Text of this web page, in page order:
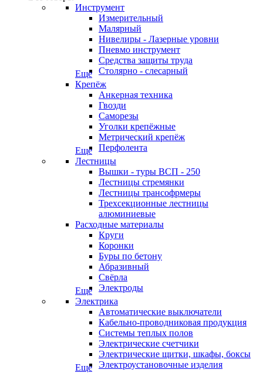
Инструмент
Измерительный
Малярный
Нивелиры - Лазерные уровни
Пневмо инструмент
Средства защиты труда
Столярно - слесарный
Еще
Крепёж
Анкерная техника
Гвозди
Саморезы
Уголки крепёжные
Метрический крепёж
Перфолента
Еще
Лестницы
Вышки - туры ВСП - 250
Лестницы стремянки
Лестницы трансофрмеры
Трехсекционные лестницы
алюминиевые
Расходные материалы
Круги
Коронки
Буры по бетону
Абразивный
Свёрла
Электроды
Еще
Электрика
Автоматические выключатели
Кабельно-проводниковая продукция
Системы теплых полов
Электрические счетчики
Электрические щитки, шкафы, боксы
Электроустановочные изделия
Еще